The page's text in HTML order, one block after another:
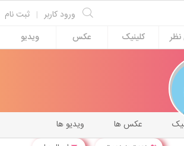
ثبت نام | ورود کاربر
نظر کلینیک عکس ویدیو
ویدیو ها عکس ها